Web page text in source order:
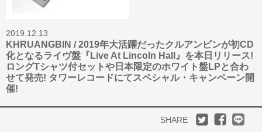
2019.12.13
KHRUANGBIN / 2019年大活躍だったクルアンビンが初CD
化となるライヴ盤『Live At Lincoln Hall』を本日リリース!
ロングTシャツ付セットや日本限定のホワイト盤LPと合わ
せて発売! タワーレコードにてスペシャル・キャンペーン開
催!
SHARE